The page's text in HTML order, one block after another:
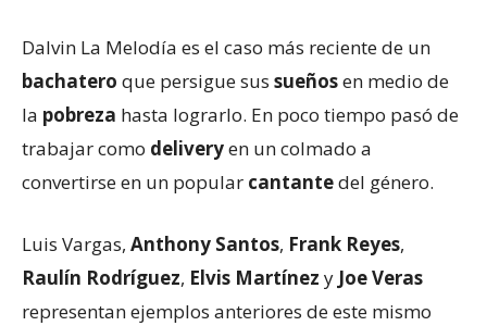
Dalvin La Melodía es el caso más reciente de un
bachatero que persigue sus sueñosen medio de
la pobreza hasta lograrlo. En poco tiempo pasó de
trabajar como deliveryen un colmado a
convertirse en un popular cantantedel género.
Luis Vargas, Anthony Santos, Frank Reyes,
Raulín Rodríguez, Elvis Martínez y Joe Veras
representan ejemplos anteriores de este mismo